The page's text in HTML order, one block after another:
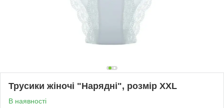
Трусики жіночі "Нарядні", розмір XXL
В наявності